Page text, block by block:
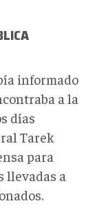
informado
a la
días
Tarek
para
llevadas a